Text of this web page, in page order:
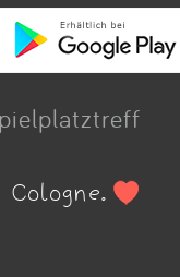
Cologne.